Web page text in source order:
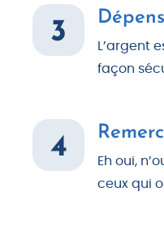
3
L’argent
façon
4
Eh oui,
ceux qui